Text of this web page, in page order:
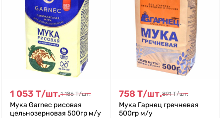
1 053 Т/шт.1 186 Т/шт.
Мука Garnec рисовая
цельнозерновая 500гр м/у
758 Т/шт.891 Т/шт.
Мука Гарнец гречневая
500гр м/у